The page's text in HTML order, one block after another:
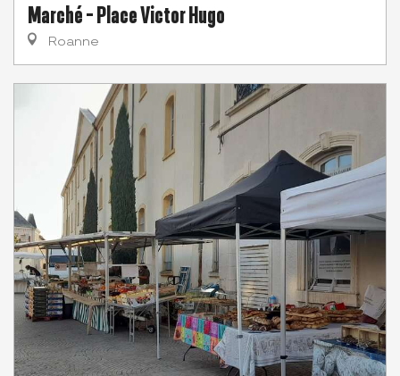
Marché - Place Victor Hugo
Roanne